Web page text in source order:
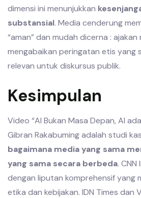
dimensi ini menunjukkan
substansial. Media cenderung
“aman” dan mudah dicerna : ajakan
mengabaikan peringatan etis yang
relevan untuk diskursus publik.
Kesimpulan
Video “AI Bukan Masa Depan, AI
Gibran Rakabuming adalah studi
bagaimana media yang sama
yang sama secara berbeda.
dengan liputan komprehensif yang
etika dan kebijakan. IDN Times dan